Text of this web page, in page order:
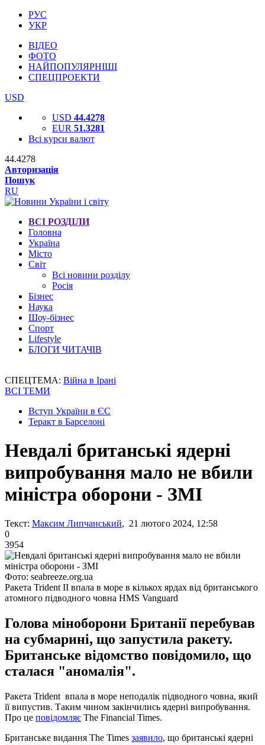
РУС
УКР
ВІДЕО
ФОТО
НАЙПОПУЛЯРНІШІ
СПЕЦПРОЕКТИ
USD
USD 44.4278
EUR 51.3281
Всі курси валют
44.4278
Авторизація
Пошук
RU
ВСІ РОЗДІЛИ
Головна
Україна
Місто
Світ
Всі новини розділу
Росія
Бізнес
Наука
Шоу-бізнес
Спорт
Lifestyle
БЛОГИ ЧИТАЧІВ
СПЕЦТЕМА: Війна в Ірані
ВСІ ТЕМИ
Вступ України в ЄС
Теракт в Барселоні
Невдалі британські ядерні
випробування мало не вбили
міністра оборони - ЗМІ
Текст: Максим Липчанський, 21 лютого 2024, 12:58
0
3954
Фото: seabreeze.org.ua
Ракета Trident II впала в море в кількох ярдах від британського
атомного підводного човна HMS Vanguard
Голова міноборони Британії перебував
на субмарині, що запустила ракету.
Британське відомство повідомило, що
сталася "аномалія".
Ракета Trident впала в море неподалік підводного човна, який
її випустив. Таким чином закінчились ядерні випробування.
Про це повідомляє The Financial Times.
Британське видання The Times заявило, що британські ядерні